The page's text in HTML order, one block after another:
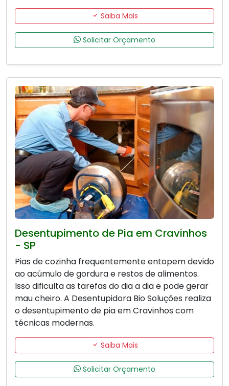
Saiba Mais
Solicitar Orçamento
Desentupimento de Pia em Cravinhos
- SP
Pias de cozinha frequentemente entopem devido
ao acúmulo de gordura e restos de alimentos.
Isso dificulta as tarefas do dia a dia e pode gerar
mau cheiro. A Desentupidora Bio Soluções realiza
o desentupimento de pia em Cravinhos com
técnicas modernas.
Saiba Mais
Solicitar Orçamento